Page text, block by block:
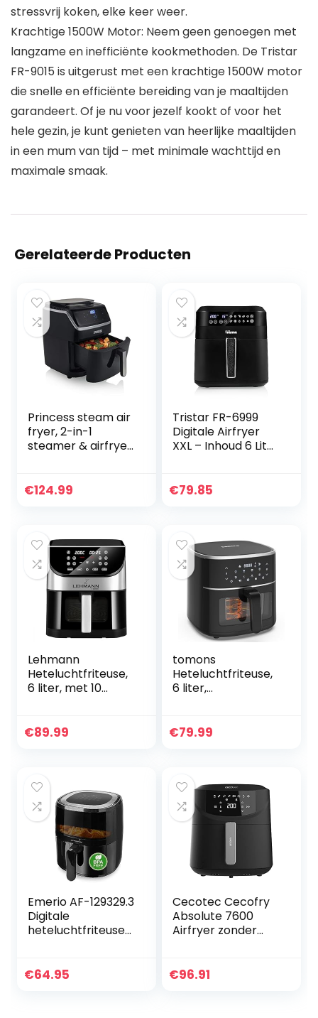
stressvrij koken, elke keer weer.
Krachtige 1500W Motor: Neem geen genoegen met
langzame en inefficiënte kookmethoden. De Tristar
FR-9015 is uitgerust met een krachtige 1500W motor
die snelle en efficiënte bereiding van je maaltijden
garandeert. Of je nu voor jezelf kookt of voor het
hele gezin, je kunt genieten van heerlijke maaltijden
in een mum van tijd – met minimale wachttijd en
maximale smaak.
Gerelateerde Producten
Princess steam air
fryer, 2-in-1
steamer & airfryer,
6,5 L inhoud, 8
cm kookmand,
182080
€124.99
Tristar FR-6999
Digitale Airfryer
XXL – Inhoud 6 Liter
€79.85
Lehmann
Heteluchtfriteuse,
6 liter, met 10
1500 W en
digitaal led-
touchscreen,
olievrij braden
€89.99
tomons
Heteluchtfriteuse,
6 liter,
kijkvenster, digitaal
luchtfriteuse,
instelbare
temperatuurregeli
€79.99
Emerio AF-129329.3
Digitale
heteluchtfriteuse
extra olie, 5 liter
€64.95
Cecotec Cecofry
Absolute 7600
Airfryer zonder
compact,
€96.91